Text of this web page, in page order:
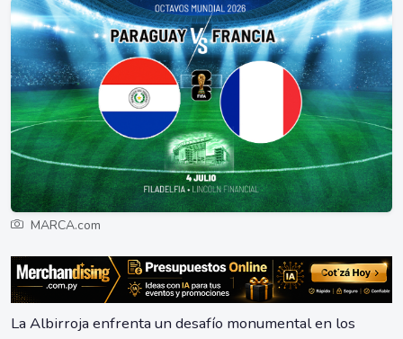
MARCA.com
La Albirroja enfrenta un desafío monumental en los